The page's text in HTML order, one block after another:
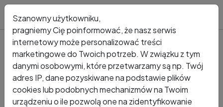
Kto dzwonił? Numer +48 327 894 264
+48 327 894 264
Szanowny użytkowniku,
pragniemy Cię poinformować, że nasz serwis
internetowy może personalizować treści
marketingowe do Twoich potrzeb. W związku z tym
danymi osobowymi, które przetwarzamy są np. Twój
adres IP, dane pozyskiwane na podstawie plików
cookies lub podobnych mechanizmów na Twoim
urządzeniu o ile pozwolą one na zidentyfikowanie